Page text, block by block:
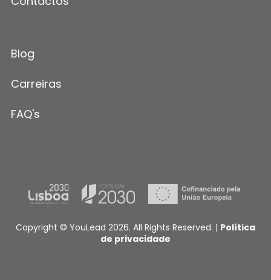
Blog
Carreiras
FAQ's
Copyright © YouLead 2026. All Rights Reserved. | Política
de privacidade